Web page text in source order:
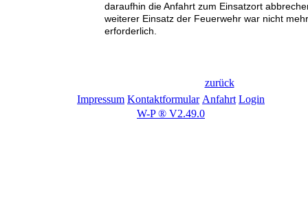
daraufhin die Anfahrt zum Einsatzort
weiterer Einsatz der Feuerwehr war nicht mehr
erforderlich.
zurück
Impressum Kontaktformular Anfahrt Login
W-P ® V2.49.0